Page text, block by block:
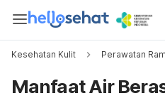
Kesehatan Kulit Perawatan
Manfaat Air